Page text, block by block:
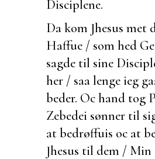
Disciplene.
Da kom Jhesus met
Haffue / som hed
sagde til sine
her / saa lenge ieg
beder. Oc hand tog
Zebedei sønner til
at bedrøffuis oc at
Jhesus til dem / Min